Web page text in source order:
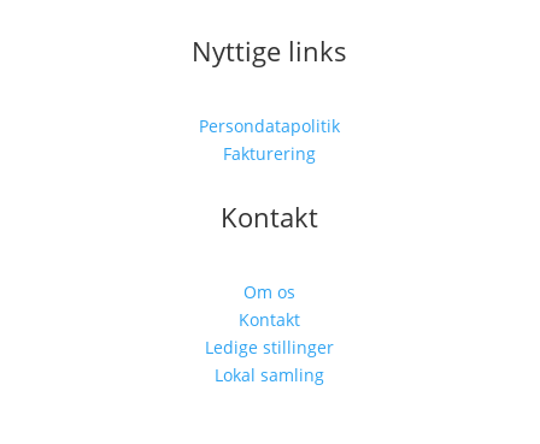
Nyttige links
Persondatapolitik
Fakturering
Kontakt
Om os
Kontakt
Ledige stillinger
Lokal samling